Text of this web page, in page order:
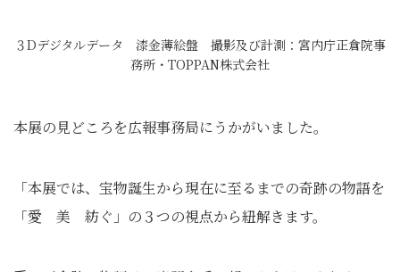
３Dデジタルデータ 漆金薄絵盤 撮影及び計測：宮内庁正倉院事
務所・TOPPAN株式会社
本展の見どころを広報事務局にうかがいました。
「本展では、宝物誕生から現在に至るまでの奇跡の物語を
「愛 美 紡ぐ」の３つの視点から紐解きます。